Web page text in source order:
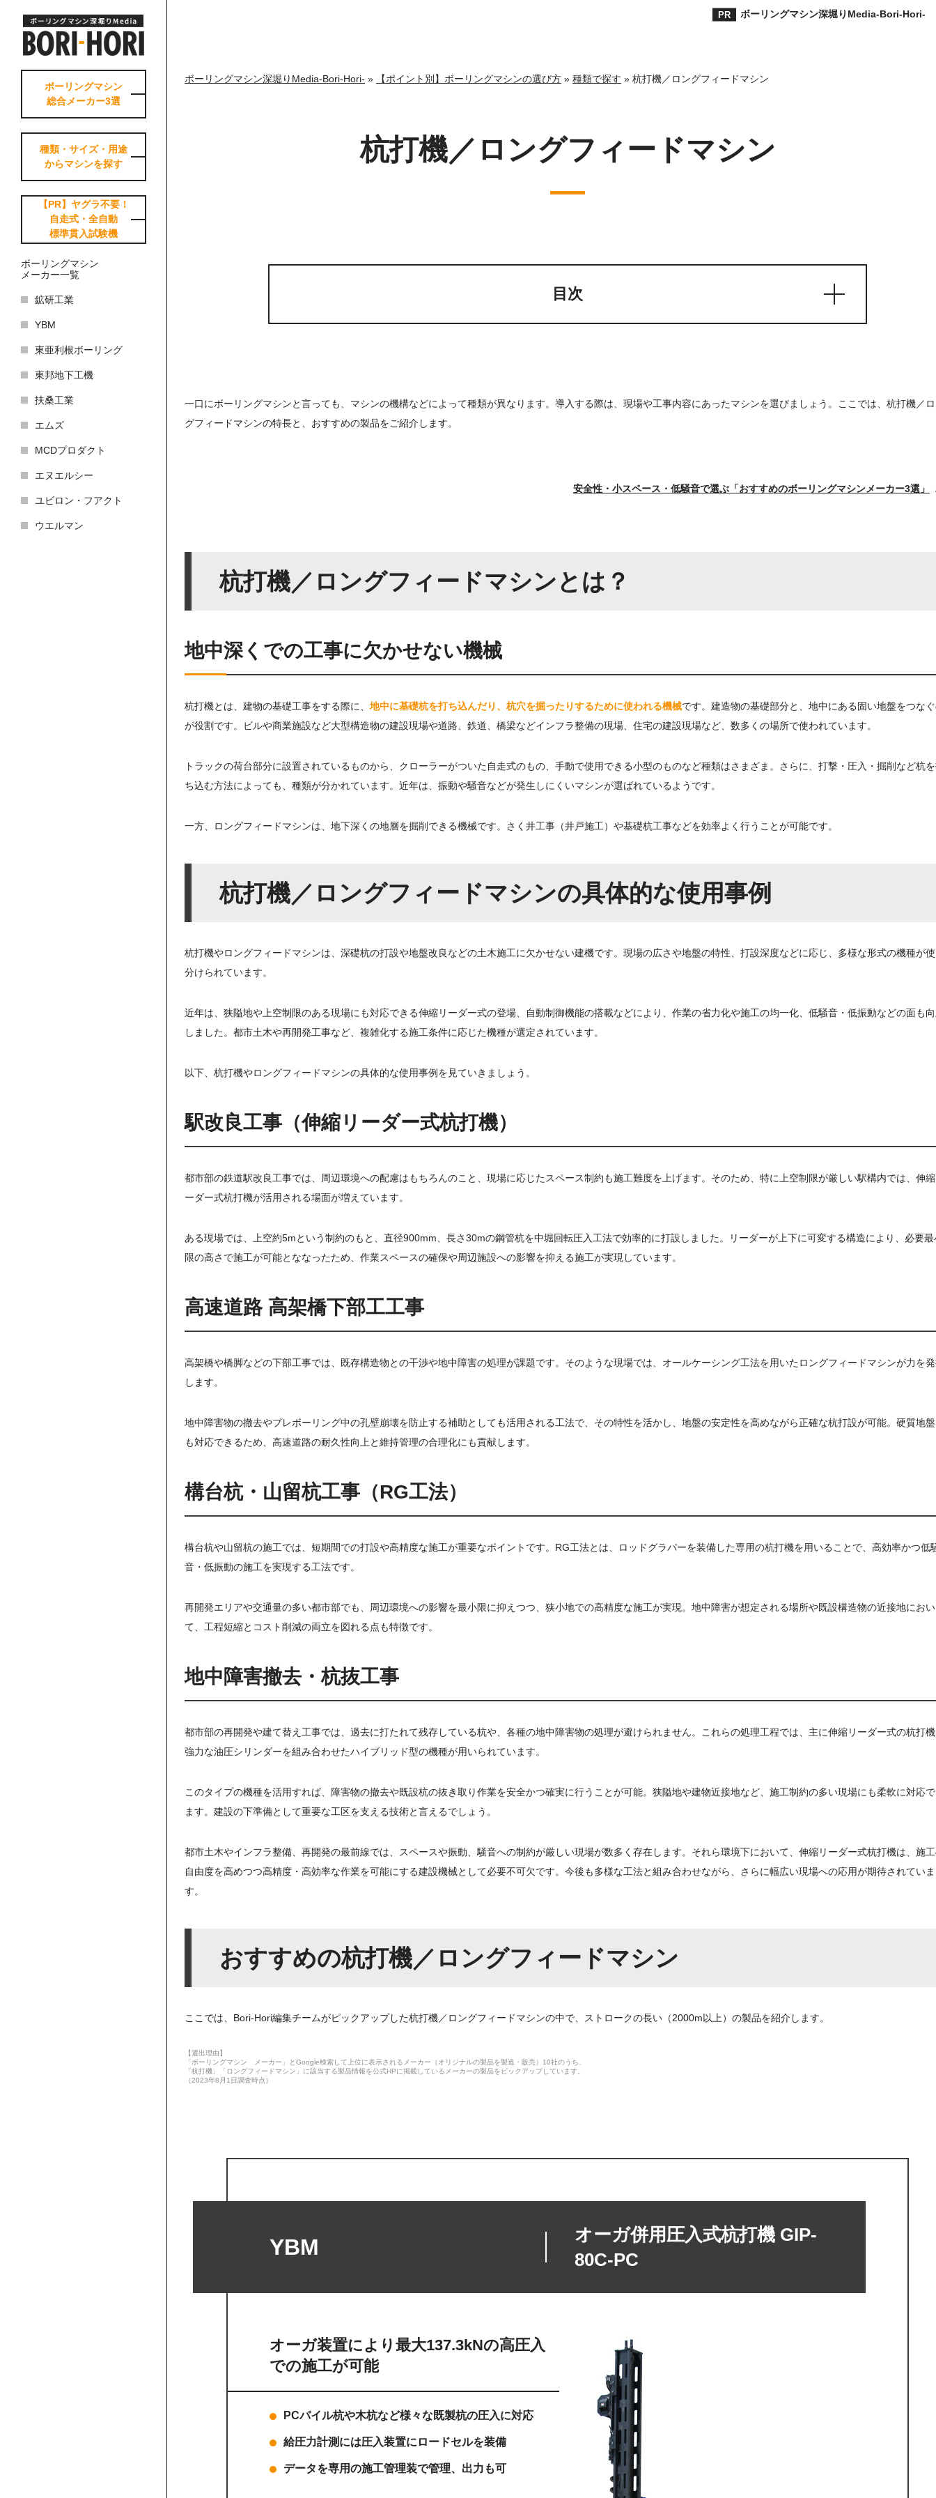
ボーリングマシン深堀りMedia-Bori-Hori-
ボーリングマシン
総合メーカー3選
種類・サイズ・用途
からマシンを探す
【PR】ヤグラ不要！
自走式・全自動
標準貫入試験機
ボーリングマシン
メーカー一覧
鉱研工業
YBM
東亜利根ボーリング
東邦地下工機
扶桑工業
エムズ
MCDプロダクト
エヌエルシー
ユビロン・フアクト
ウエルマン
ボーリングマシン深堀りMedia-Bori-Hori- » 【ポイント別】ボーリングマシンの選び方 » 種類で探す » 杭打機／ロングフィードマシン
杭打機／ロングフィードマシン
目次
一口にボーリングマシンと言っても、マシンの機構などによって種類が異なります。導入する際は、現場や工事内容にあったマシンを選びましょう。ここでは、杭打機／
グフィードマシンの特長と、おすすめの製品をご紹介します。
安全性・小スペース・低騒音で選ぶ 「おすすめのボーリングマシンメーカー3選」
杭打機／ロングフィードマシンとは？
地中深くでの工事に欠かせない機械
杭打機とは、建物の基礎工事をする際に、 地中に基礎杭を打ち込んだり、杭穴を掘ったりするために使われる機械です。建造物の基礎部分と、地中にある固い地盤をつな
が役割です。ビルや商業施設など大型構造物の建設現場や道路、鉄道、橋梁などインフラ整備の現場、住宅の建設現場など、数多くの場所で使われています。
トラックの荷台部分に設置されているものから、クローラーがついた自走式のもの、手動で使用できる小型のものなど種類はさまざま。さらに、打撃・圧入・掘削など杭
ち込む方法によっても、種類が分かれています。近年は、振動や騒音などが発生しにくいマシンが選ばれているようです。
一方、ロングフィードマシンは、地下深くの地層を掘削できる機械です。さく井工事（井戸施工）や基礎杭工事などを効率よく行うことが可能です。
杭打機／ロングフィードマシンの具体的な使用事例
杭打機やロングフィードマシンは、深礎杭の打設や地盤改良などの土木施工に欠かせない建機です。現場の広さや地盤の特性、打設深度などに応じ、多様な形式の機種が
分けられています。
近年は、狭隘地や上空制限のある現場にも対応できる伸縮リーダー式の登場、自動制御機能の搭載などにより、作業の省力化や施工の均一化、低騒音・低振動などの面も
しました。都市土木や再開発工事など、複雑化する施工条件に応じた機種が選定されています。
以下、杭打機やロングフィードマシンの具体的な使用事例を見ていきましょう。
駅改良工事（伸縮リーダー式杭打機）
都市部の鉄道駅改良工事では、周辺環境への配慮はもちろんのこと、現場に応じたスペース制約も施工難度を上げます。そのため、特に上空制限が厳しい駅構内では、伸
ーダー式杭打機が活用される場面が増えています。
ある現場では、上空約5mという制約のもと、直径900mm、長さ30mの鋼管杭を中堀回転圧入工法で効率的に打設しました。リーダーが上下に可変する構造により、必要最
限の高さで施工が可能とななったため、作業スペースの確保や周辺施設への影響を抑える施工が実現しています。
高速道路 高架橋下部工工事
高架橋や橋脚などの下部工事では、既存構造物との干渉や地中障害の処理が課題です。そのような現場では、オールケーシング工法を用いたロングフィードマシンが力を
します。
地中障害物の撤去やプレボーリング中の孔壁崩壊を防止する補助としても活用される工法で、その特性を活かし、地盤の安定性を高めながら正確な杭打設が可能。硬質地
も対応できるため、高速道路の耐久性向上と維持管理の合理化にも貢献します。
構台杭・山留杭工事（RG工法）
構台杭や山留杭の施工では、短期間での打設や高精度な施工が重要なポイントです。RG工法とは、ロッドグラバーを装備した専用の杭打機を用いることで、高効率かつ低
音・低振動の施工を実現する工法です。
再開発エリアや交通量の多い都市部でも、周辺環境への影響を最小限に抑えつつ、狭小地での高精度な施工が実現。地中障害が想定される場所や既設構造物の近接地におい
て、工程短縮とコスト削減の両立を図れる点も特徴です。
地中障害撤去・杭抜工事
都市部の再開発や建て替え工事では、過去に打たれて残存している杭や、各種の地中障害物の処理が避けられません。これらの処理工程では、主に伸縮リーダー式の杭打
強力な油圧シリンダーを組み合わせたハイブリッド型の機種が用いられています。
このタイプの機種を活用すれば、障害物の撤去や既設杭の抜き取り作業を安全かつ確実に行うことが可能。狭隘地や建物近接地など、施工制約の多い現場にも柔軟に対応
ます。建設の下準備として重要な工区を支える技術と言えるでしょう。
都市土木やインフラ整備、再開発の最前線では、スペースや振動、騒音への制約が厳しい現場が数多く存在します。それら環境下において、伸縮リーダー式杭打機は、施
自由度を高めつつ高精度・高効率な作業を可能にする建設機械として必要不可欠です。今後も多様な工法と組み合わせながら、さらに幅広い現場への応用が期待されていま
す。
おすすめの杭打機／ロングフィードマシン
ここでは、Bori-Hori編集チームがピックアップした杭打機／ロングフィードマシンの中で、ストロークの長い（2000m以上）の製品を紹介します。
【選出理由】
「ボーリングマシン メーカー」とGoogle検索して上位に表示されるメーカー（オリジナルの製品を製造・販売）10社のうち、
「杭打機」「ロングフィードマシン」に該当する製品情報を公式HPに掲載しているメーカーの製品をピックアップしています。
（2023年8月1日調査時点）
YBM
オーガ併用圧入式杭打機 GIP-
80C-PC
オーガ装置により最大137.3kNの高圧入
での施工が可能
PCパイル杭や木杭など様々な既製杭の圧入に対応
給圧力計測には圧入装置にロードセルを装備
データを専用の施工管理装で管理、出力も可